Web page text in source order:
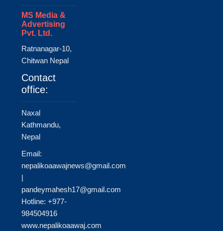
MS Media &
Advertising
Pvt. Ltd.
Ratnanagar-10,
Chitwan Nepal
Contact
office:
Naxal
Kathmandu,
Nepal
Email:
nepalikoaawajnews@gmail.com
|
pandeymahesh17@gmail.com
Hotline: +977-
984504916
www.nepalikoaawaj.com